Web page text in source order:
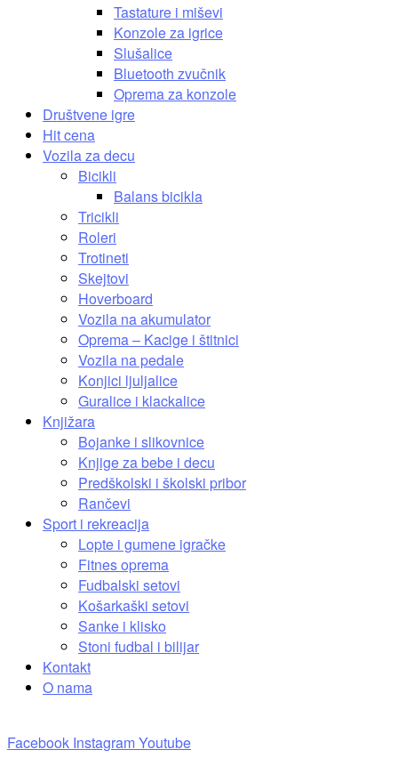
Tastature i miševi
Konzole za igrice
Slušalice
Bluetooth zvučnik
Oprema za konzole
Društvene igre
Hit cena
Vozila za decu
Bicikli
Balans bicikla
Tricikli
Roleri
Trotineti
Skejtovi
Hoverboard
Vozila na akumulator
Oprema – Kacige i štitnici
Vozila na pedale
Konjici ljuljalice
Guralice i klackalice
Knjižara
Bojanke i slikovnice
Knjige za bebe i decu
Predškolski i školski pribor
Rančevi
Sport i rekreacija
Lopte i gumene igračke
Fitnes oprema
Fudbalski setovi
Košarkaški setovi
Sanke i klisko
Stoni fudbal i bilijar
Kontakt
O nama
Facebook InstagramYoutube